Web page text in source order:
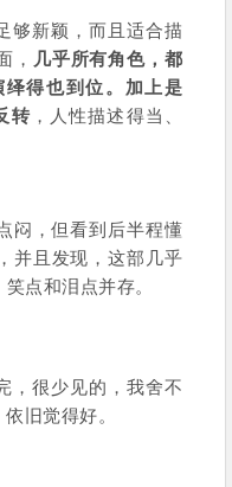
够新颖，而且适合描
，
几乎所有角色，都
得也到位。加上是
转，人性描述得当、
闷，但看到后半程懂
并且发现，这部几乎
笑点和泪点并存。
，很少见的，我舍不
旧觉得好。